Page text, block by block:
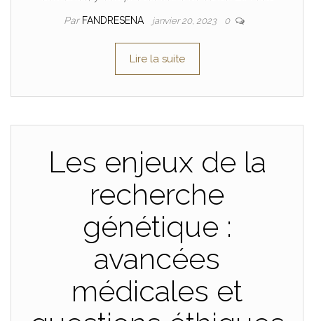
Par FANDRESENA janvier 20, 2023 0
Lire la suite
Les enjeux de la
recherche
génétique :
avancées
médicales et